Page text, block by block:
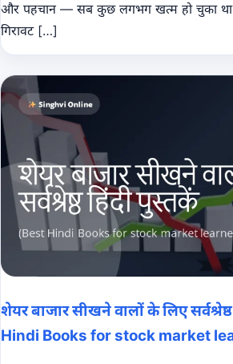
और पहचान — सब कुछ लगभग खत्म हो चुका
गिरावट […]
शेयर बाजार सीखने वालों के लिए
Hindi Books for stock market